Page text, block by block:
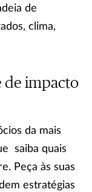
de
clima,
de impacto
da mais
saiba quais
Peça às suas
estratégias